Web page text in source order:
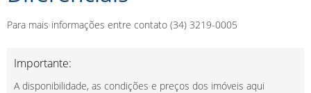
Para mais informações entre contato (34) 3219-0005
Importante:
A disponibilidade, as condições e preços dos imóveis aqui